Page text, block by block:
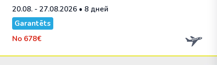
20.08. - 27.08.2026 • 8 дней
Garantēts
No 678€